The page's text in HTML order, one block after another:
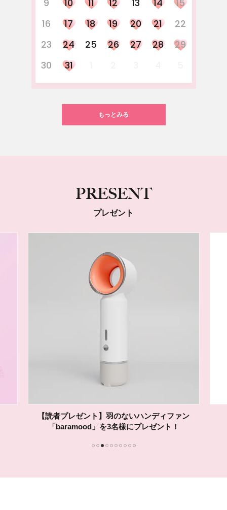
9 10 11 12 13 14
15
16
17 18 19 20 21
22
23
24 25 26 27 28
29
30
31
もっとみる
PRESENT
プレゼント
【読者プレゼント】羽のないハンディファン
「baramood」を3名様にプレゼント！